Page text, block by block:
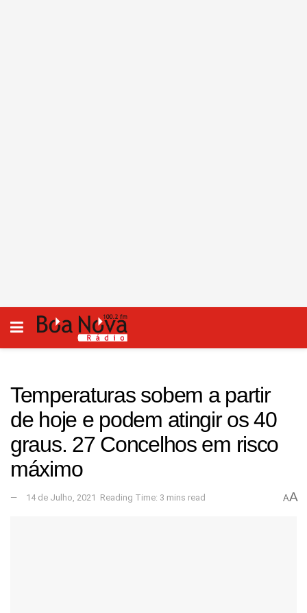
Temperaturas sobem a partir
de hoje e podem atingir os 40
graus. 27 Concelhos em risco
máximo
14 de Julho, 2021 Reading Time: 3 mins read AA